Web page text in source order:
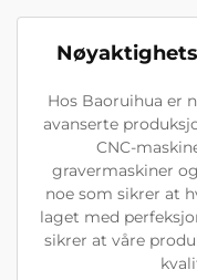
Hos Baoruihua er
avanserte
CNC-
gravermaskiner
noe som sikrer at
laget med
sikrer at våre